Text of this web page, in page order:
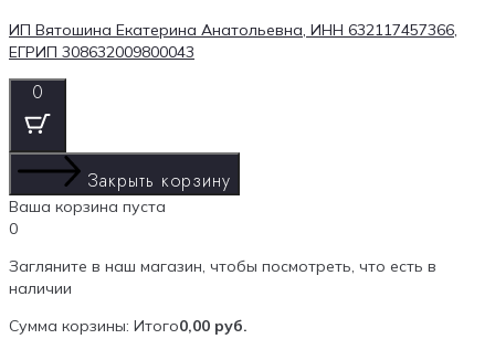
ИП Вятошина Екатерина Анатольевна, ИНН 632117457366,
ЕГРИП 308632009800043
0
Закрыть корзину
Ваша корзина пуста
0
Загляните в наш магазин, чтобы посмотреть, что есть в
наличии
Сумма корзины: Итого0,00 руб.